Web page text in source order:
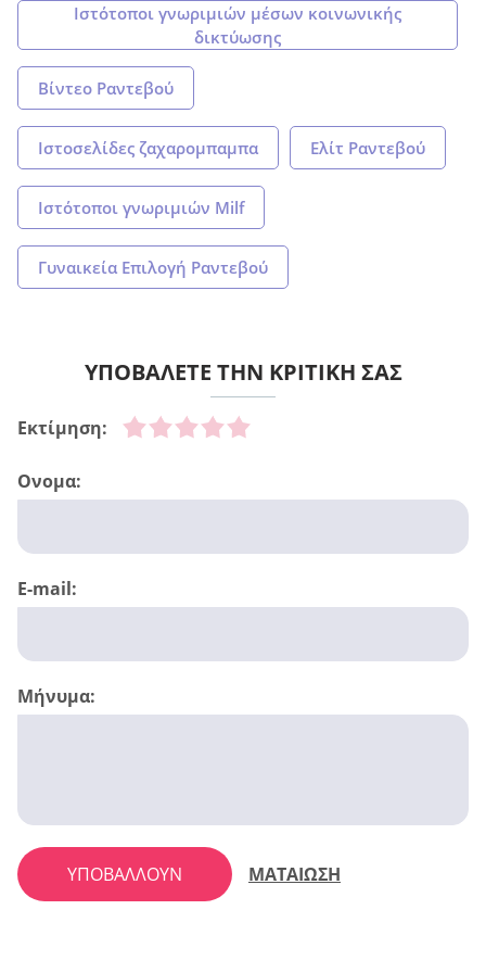
Ιστότοποι γνωριμιών μέσων κοινωνικής
δικτύωσης
Βίντεο Ραντεβού
Ιστοσελίδες ζαχαρομπαμπα Ελίτ Ραντεβού
Ιστότοποι γνωριμιών Milf
Γυναικεία Επιλογή Ραντεβού
ΥΠΟΒΑΛΕΤΕ ΤΗΝ ΚΡΙΤΙΚΗ ΣΑΣ
Εκτίμηση:
Ονομα:
E-mail:
Μήνυμα:
ΥΠΟΒΆΛΛΟΥΝ ΜΑΤΑΙΩΣΗ